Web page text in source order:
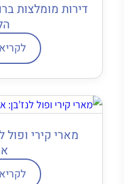
מארי קירי